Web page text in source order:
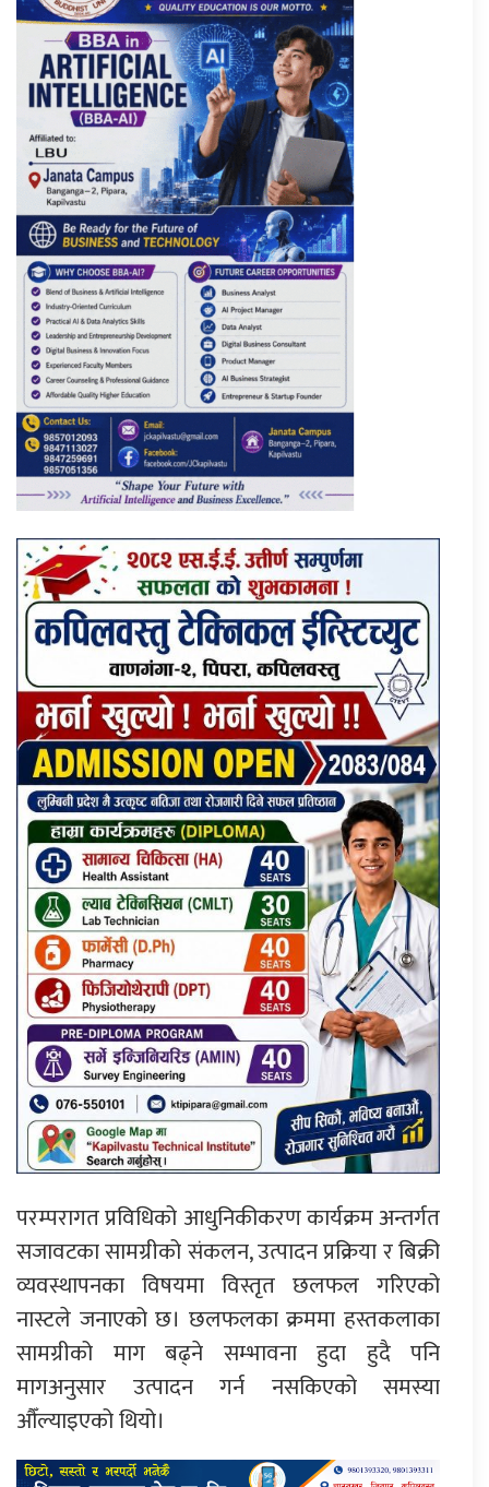
परम्परागत प्रविधिको आधुनिकीकरण कार्यक्रम अन्तर्गत
सजावटका सामग्रीको संकलन, उत्पादन प्रक्रिया र बिक्री
व्यवस्थापनका विषयमा विस्तृत छलफल गरिएको
नास्टले जनाएको छ। छलफलका क्रममा हस्तकलाका
सामग्रीको माग बढ्ने सम्भावना हुदा हुदै पनि
मागअनुसार उत्पादन गर्न नसकिएको समस्या
औँल्याइएको थियो।